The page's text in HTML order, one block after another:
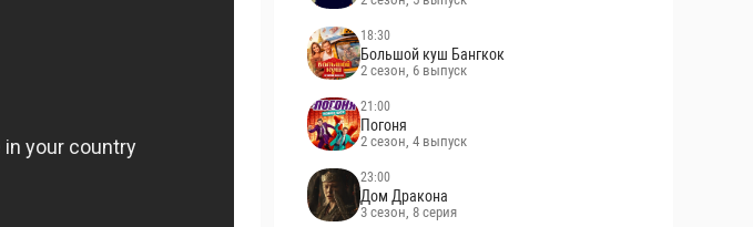
18:30
Большой куш Бангкок
2 сезон, 6 выпуск
21:00
Погоня
2 сезон, 4 выпуск
23:00
Дом Дракона
3 сезон, 8 серия